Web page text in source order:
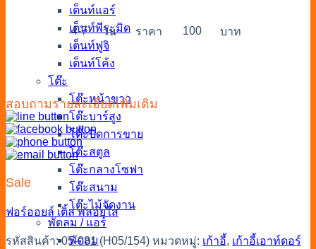
เต็นท์แอร์
เต็นท์พีระมิด
เต็นท์ฟูจิ
เต็นท์โค้ง
โต๊ะ
โต๊ะหน้าขาว
โต๊ะบาร์สูง
โต๊ะปิดการขาย
โต๊ะสตูล
โต๊ะกลางโซฟา
โต๊ะสนาม
โต๊ะไม้จัดงาน
พัดลม / แอร์
พัดลม
4-7 วัน ราคา 100 บาท
สอบถามรายละเอียดเพิ่มเติม
Sale
ฟอร์ออยล์ เติ้ล พลอยใส
รหัสสินค้า:05-081 (H05/154) หมวดหมู่: เก้าอี้, เก้าอี้เอาท์ดอร์